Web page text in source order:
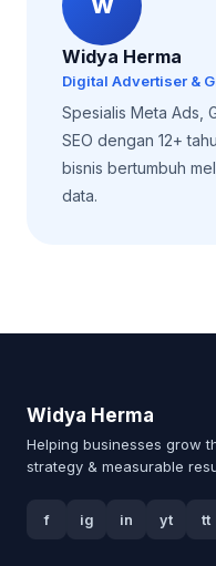
W
Widya Herma
Digital Advertiser &
Spesialis Meta Ads,
SEO dengan 12+
bisnis bertumbuh
data.
Widya Herma
Helping businesses grow
strategy & measurable
f ig in yt tt